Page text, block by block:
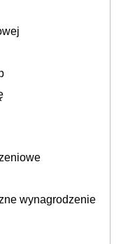
wynagrodzenie